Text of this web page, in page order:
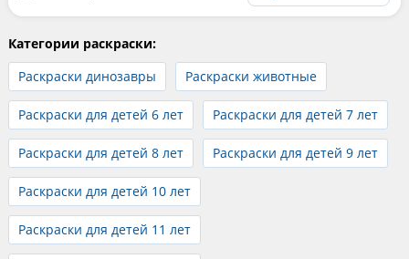
Категории раскраски:
Раскраски динозавры
Раскраски животные
Раскраски для детей 6 лет Раскраски для детей 7 лет
Раскраски для детей 8 лет Раскраски для детей 9 лет
Раскраски для детей 10 лет
Раскраски для детей 11 лет